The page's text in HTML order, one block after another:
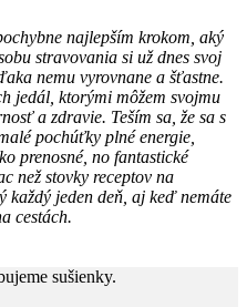
najlepším krokom, aký
stravovania si už dnes svoj
nemu vyrovnane a šťastne.
jedál, ktorými môžem svojmu
a zdravie. Teším sa, že sa s
pochúťky plné energie,
prenosné, no fantastické
než stovky receptov na
každý jeden deň, aj keď nemáte
cestách.
sušienky.